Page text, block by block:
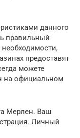
данного
правильный
предоставят
можете
на официальном
Мерлен. Ваш
Личный